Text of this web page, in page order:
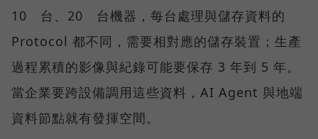
10 台、20 台機器，每台處理與儲存資料的
Protocol 都不同，需要相對應的儲存裝置；生產
過程累積的影像與紀錄可能要保存 3 年到 5 年。
當企業要跨設備調用這些資料，AI Agent 與地端
資料節點就有發揮空間。